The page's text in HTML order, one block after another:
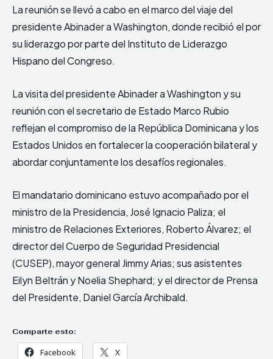
La reunión se llevó a cabo en el marco del viaje del
presidente Abinader a Washington, donde recibió el por
su liderazgo por parte del Instituto de Liderazgo
Hispano del Congreso.
La visita del presidente Abinader a Washington y su
reunión con el secretario de Estado Marco Rubio
reflejan el compromiso de la República Dominicana y los
Estados Unidos en fortalecer la cooperación bilateral y
abordar conjuntamente los desafíos regionales.
El mandatario dominicano estuvo acompañado por el
ministro de la Presidencia, José Ignacio Paliza; el
ministro de Relaciones Exteriores, Roberto Álvarez; el
director del Cuerpo de Seguridad Presidencial
(CUSEP), mayor general Jimmy Arias; sus asistentes
Eilyn Beltrán y Noelia Shephard; y el director de Prensa
del Presidente, Daniel García Archibald.
Comparte esto:
Facebook X